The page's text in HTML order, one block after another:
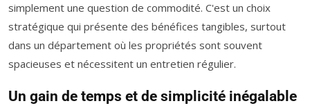
simplement une question de commodité. C'est un choix
stratégique qui présente des bénéfices tangibles, surtout
dans un département où les propriétés sont souvent
spacieuses et nécessitent un entretien régulier.
Un gain de temps et de simplicité inégalable